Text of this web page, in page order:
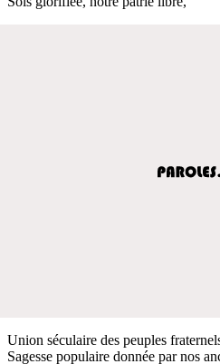
Union séculaire des peuples
Sagesse populaire donnée par nos